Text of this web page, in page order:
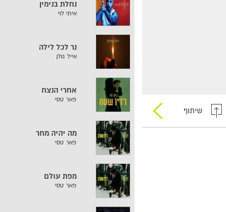
שיתוף
נחלת בנימין
איתי לוי
נר לכל לילה
אייל גולן
אחרי הנצח
פאר טסי
מה יהיה מחר
פאר טסי
מפת עולם
פאר טסי